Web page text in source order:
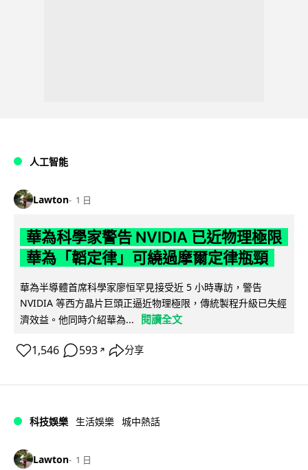
人工智能
Lawton 1 日
華為科學家警告 NVIDIA 已近物理極限
華為「韜定律」可繞過摩爾定律瓶頸
華為半導體首席科學家廖恒罕見接受近 5 小時專訪，警告
NVIDIA 等西方晶片巨頭正逼近物理極限，傳統製程升級已失經
濟效益。他同時介紹華為...
閱讀全文
1,546 593 ↗ 分享
科技娛樂 生活娛樂 城中熱話
Lawton 1 日